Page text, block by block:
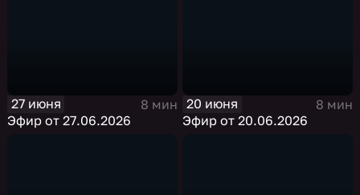
27 июня
8 мин
Эфир от 27.06.2026
20 июня
8 мин
Эфир от 20.06.2026